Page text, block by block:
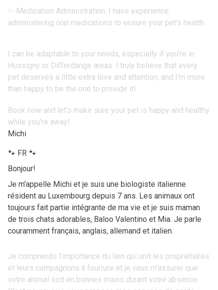
✨ Medication Administration: I have experience
administering oral medications to ensure your pet's health.
I can be adaptable to your needs, especially if you're in
Hussigny or Differdange areas. I truly believe that every
pet deserves a little extra love and attention, and I'm more
than happy to be the one to provide it!
Book now and let's make sure your pet is happy and healthy
while you're away!
Michi
🐾 FR 🐾
Bonjour!
Je m'appelle Michi et je suis une biologiste italienne
résident au Luxembourg depuis 7 ans. Les animaux ont
toujours fait partie intégrante de ma vie et je suis maman
de trois chats adorables, Baloo Valentino et Mia. Je parle
couramment français, anglais, allemand et italien.
Je comprends l'importance du lien qui unit les propriétaires
et leurs compagnons à fourrure et je veux m'assurer que
votre animal soit en bonnes mains durant votre absence.